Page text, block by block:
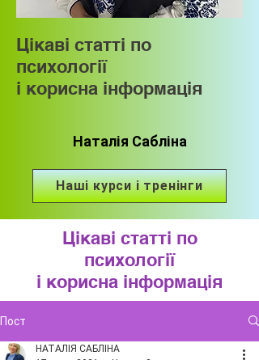
Цікаві статті по
психології
і корисна інформація
Наталія Сабліна
Наші курси і тренінги
Цікаві статті по
психології
і корисна інформація
Пост
НАТАЛІЯ САБЛІНА